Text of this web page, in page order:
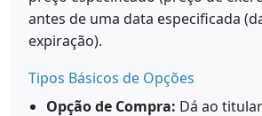
antes de uma data especificada
expiração).
Tipos Básicos de Opções
Opção de Compra: Dá ao